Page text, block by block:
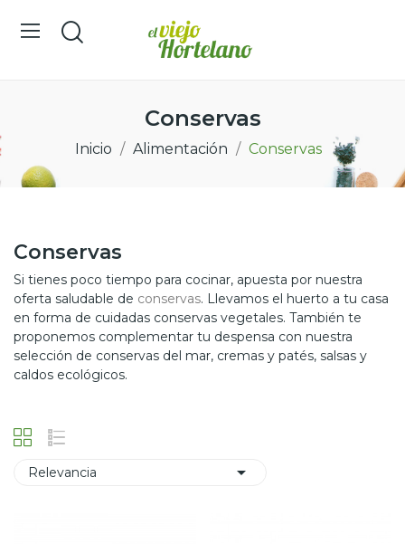
Conservas
Inicio Alimentación Conservas
Conservas
Si tienes poco tiempo para cocinar, apuesta por nuestra
oferta saludable de conservas. Llevamos el huerto a tu casa
en forma de cuidadas conservas vegetales. También te
proponemos complementar tu despensa con nuestra
selección de conservas del mar, cremas y patés, salsas y
caldos ecológicos.
Relevancia 